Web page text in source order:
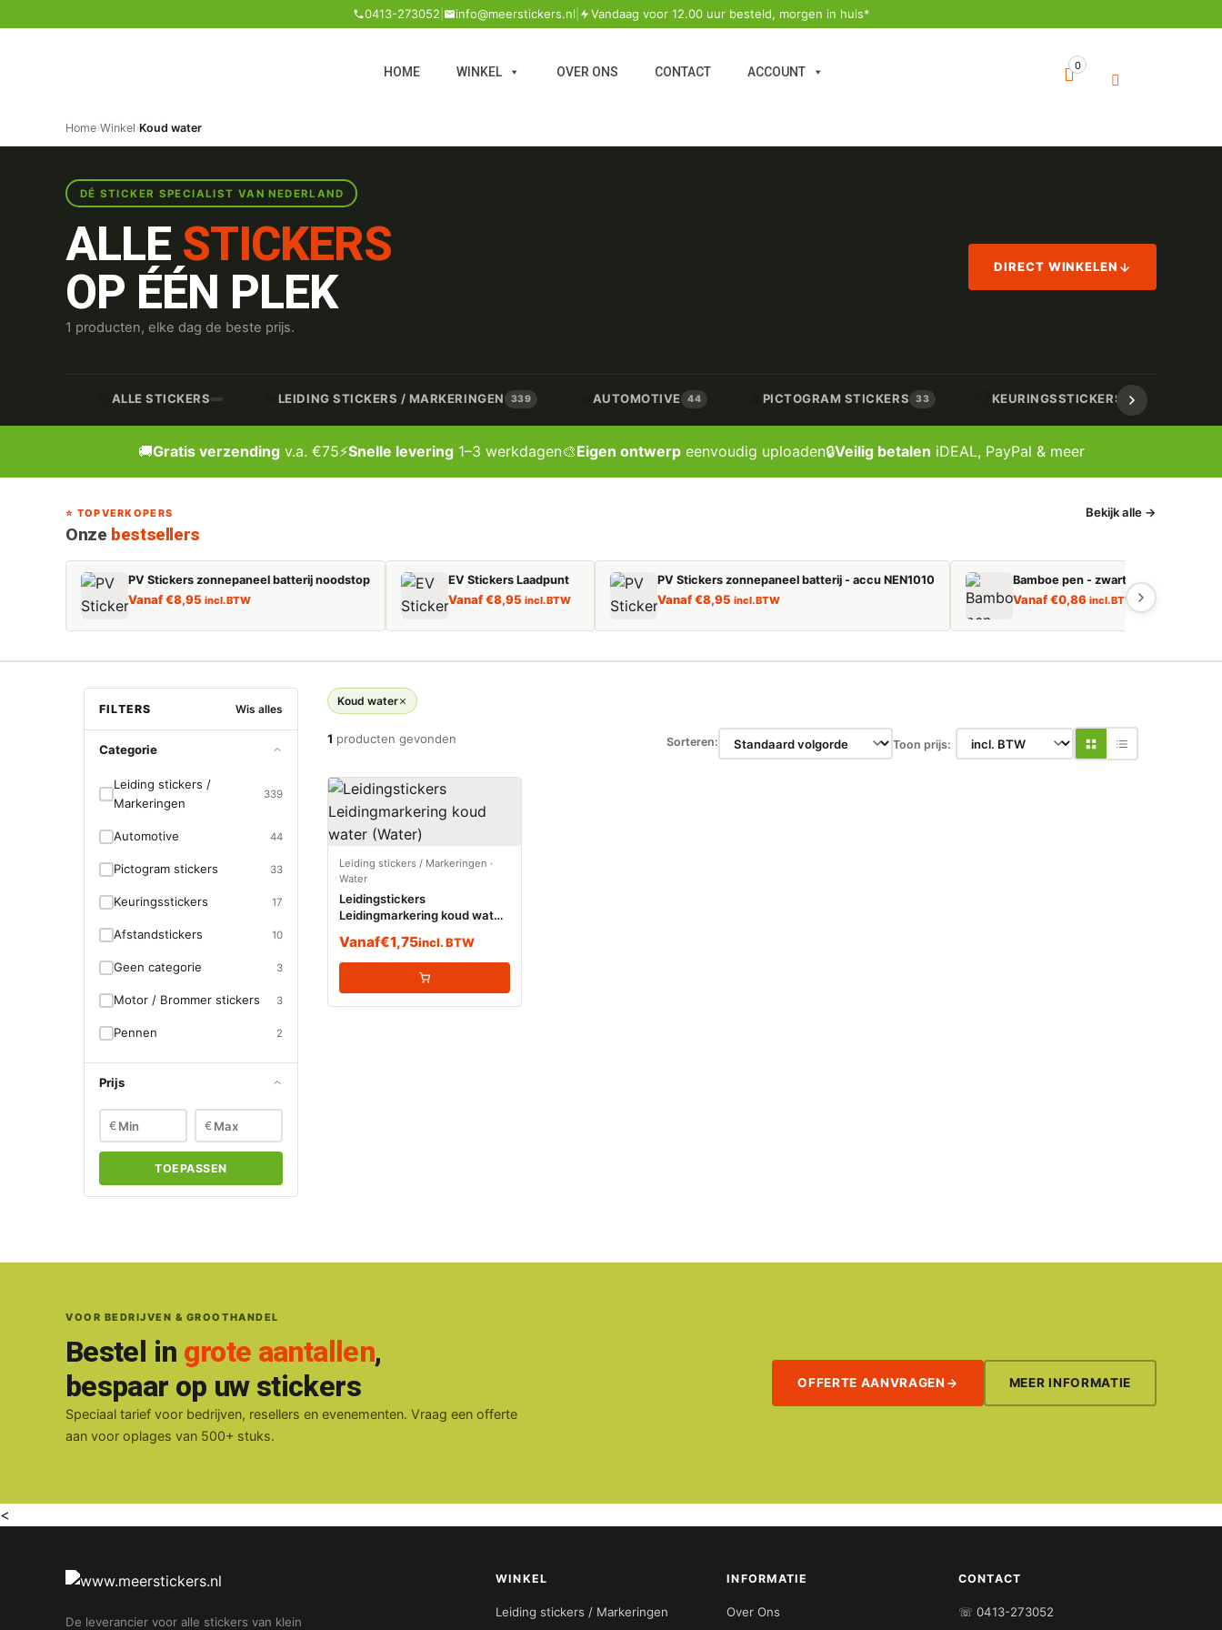
0413-273052 info@meerstickers.nl Vandaag voor 12.00 uur besteld, morgen in huis*
HOME WINKEL OVER ONS CONTACT ACCOUNT 0
Home›Winkel›Koud water
DÉ STICKER SPECIALIST VAN NEDERLAND
ALLE STICKERS
OP ÉÉN PLEK
1 producten, elke dag de beste prijs.
DIRECT WINKELEN
ALLE STICKERS LEIDING STICKERS / MARKERINGEN 339 AUTOMOTIVE 44 PICTOGRAM STICKERS 33 KEURINGSSTICKERS 17
🚚Gratis verzendingv.a. €75⚡Snelle levering1–3 werkdagen🎨Eigen ontwerpeenvoudig uploaden🔒Veilig betalen iDEAL, PayPal & meer
⭐ TOPVERKOPERS
Onze bestsellers
Bekijk alle →
PV Stickers zonnepaneel batterij noodstop
Vanaf€8,95 incl. BTW
EV Stickers Laadpunt
Vanaf€8,95 incl. BTW
PV Stickers zonnepaneel batterij - accu NEN1010
Vanaf€8,95 incl. BTW
Bamboe pen - zwart schrijvend
Vanaf€0,86 incl. BTW
FILTERS Wis alles
Categorie
Leiding stickers /
Markeringen
339
Automotive 44
Pictogram stickers 33
Keuringsstickers 17
Afstandstickers 10
Geen categorie 3
Motor / Brommer stickers 3
Pennen 2
Prijs
€ €
TOEPASSEN
Koud water
1 producten gevonden Sorteren: Toon prijs:
Leiding stickers / Markeringen ·
Water
Leidingstickers
Leidingmarkering koud water
Vanaf€1,75incl. BTW
VOOR BEDRIJVEN & GROOTHANDEL
Bestel in grote aantallen,
bespaar op uw stickers
Speciaal tarief voor bedrijven, resellers en evenementen. Vraag een offerte
aan voor oplages van 500+ stuks.
OFFERTE AANVRAGEN MEER INFORMATIE
<
De leverancier voor alle stickers van klein
WINKEL
Leiding stickers / Markeringen
INFORMATIE
Over Ons
CONTACT
☏ 0413-273052